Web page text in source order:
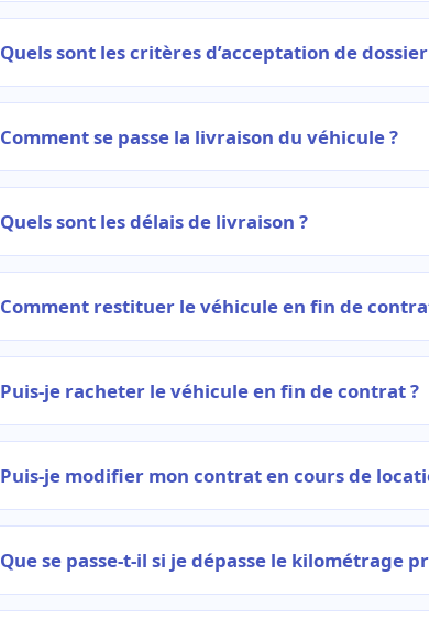
Quels sont les critères d’acceptation de dossier
Comment se passe la livraison du véhicule ?
Quels sont les délais de livraison ?
Comment restituer le véhicule en fin de
Puis-je racheter le véhicule en fin de contrat ?
Puis-je modifier mon contrat en cours de
Que se passe-t-il si je dépasse le kilométrage